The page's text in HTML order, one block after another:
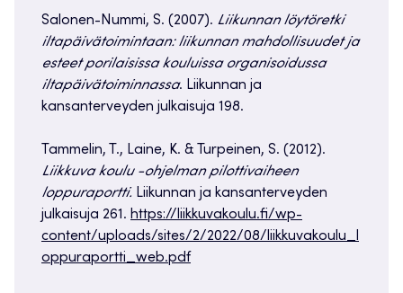
Salonen-Nummi, S. (2007). Liikunnan löytöretki
iltapäivätoimintaan: liikunnan mahdollisuudet ja
esteet porilaisissa kouluissa organisoidussa
iltapäivätoiminnassa. Liikunnan ja
kansanterveyden julkaisuja 198.
Tammelin, T., Laine, K. & Turpeinen, S. (2012).
Liikkuva koulu -ohjelman pilottivaiheen
loppuraportti. Liikunnan ja kansanterveyden
julkaisuja 261. https://liikkuvakoulu.fi/wp-
content/uploads/sites/2/2022/08/liikkuvakoulu_l
oppuraportti_web.pdf